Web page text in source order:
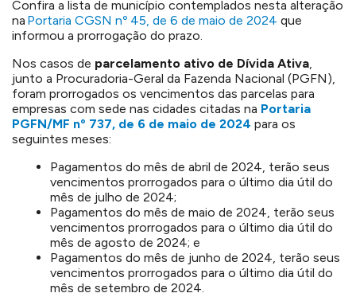
Confira a lista de município contemplados nesta alteração
na Portaria CGSN nº 45, de 6 de maio de 2024 que
informou a prorrogação do prazo.
Nos casos de parcelamento ativo de Dívida Ativa,
junto a Procuradoria-Geral da Fazenda Nacional (PGFN),
foram prorrogados os vencimentos das parcelas para
empresas com sede nas cidades citadas na Portaria
PGFN/MF nº 737, de 6 de maio de 2024 para os
seguintes meses:
Pagamentos do mês de abril de 2024, terão seus
vencimentos prorrogados para o último dia útil do
mês de julho de 2024;
Pagamentos do mês de maio de 2024, terão seus
vencimentos prorrogados para o último dia útil do
mês de agosto de 2024; e
Pagamentos do mês de junho de 2024, terão seus
vencimentos prorrogados para o último dia útil do
mês de setembro de 2024.